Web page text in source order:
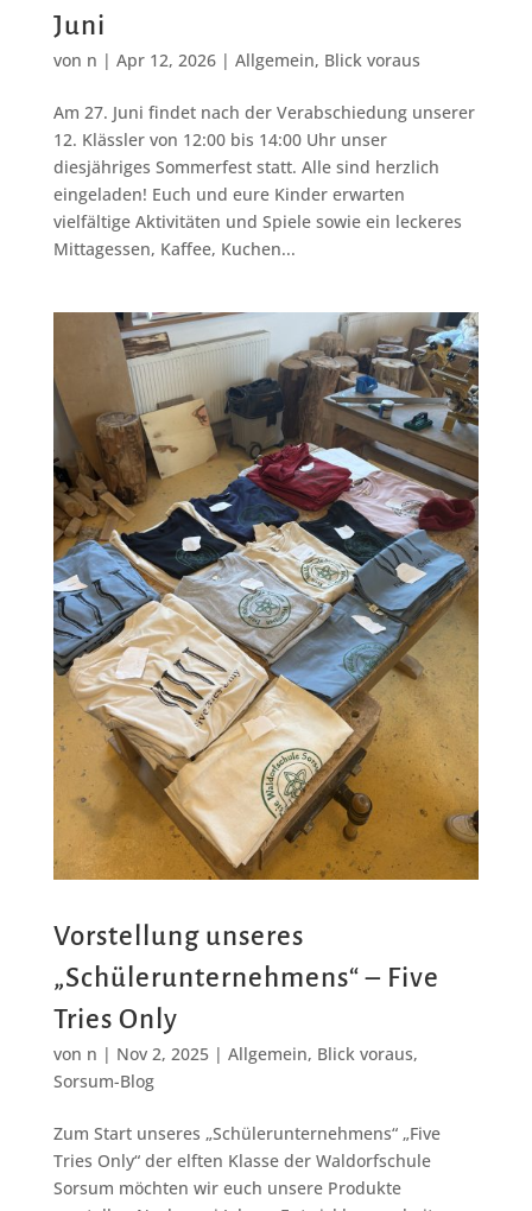
Juni
von n | Apr 12, 2026| Allgemein, Blick voraus
Am 27. Juni findet nach der Verabschiedung unserer
12. Klässler von 12:00 bis 14:00 Uhr unser
diesjähriges Sommerfest statt. Alle sind herzlich
eingeladen! Euch und eure Kinder erwarten
vielfältige Aktivitäten und Spiele sowie ein leckeres
Mittagessen, Kaffee, Kuchen...
Vorstellung unseres
„Schülerunternehmens“ – Five
Tries Only
von n | Nov 2, 2025| Allgemein, Blick voraus,
Sorsum-Blog
Zum Start unseres „Schülerunternehmens“ „Five
Tries Only“ der elften Klasse der Waldorfschule
Sorsum möchten wir euch unsere Produkte